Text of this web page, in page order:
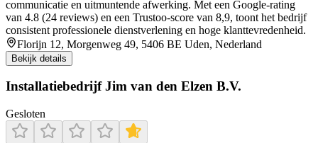
communicatie en uitmuntende afwerking. Met een Google-rating
van 4.8 (24 reviews) en een Trustoo-score van 8,9, toont het bedrijf
consistent professionele dienstverlening en hoge klanttevredenheid.
Florijn 12, Morgenweg 49, 5406 BE Uden, Nederland
Bekijk details
Installatiebedrijf Jim van den Elzen B.V.
Gesloten